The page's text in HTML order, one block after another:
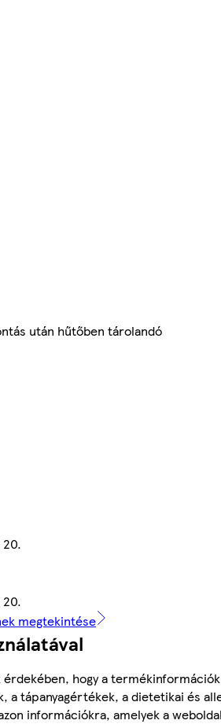
után hűtőben tárolandó
20.
20.
megtekintése
érdekében, hogy a
a tápanyagértékek, a dietetikai és
információkra, amelyek a